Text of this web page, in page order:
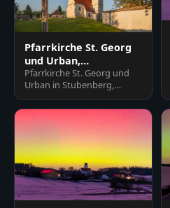
Pfarrkirche St. Georg
und Urban,
Stubenberg, Rottal-Inn
Pfarrkirche St. Georg und
Urban in Stubenberg,
Rottal-Inn, Niederbayern.
Historisches Gotteshaus
im…